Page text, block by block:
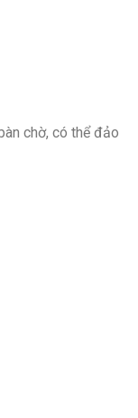
chờ, có thể đảo